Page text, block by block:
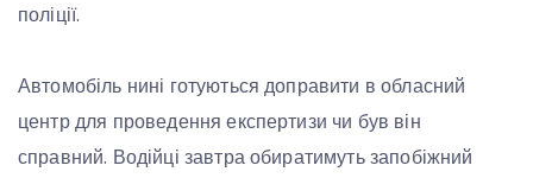
поліції.
Автомобіль нині готуються доправити в обласний
центр для проведення експертизи чи був він
справний. Водійці завтра обиратимуть запобіжний